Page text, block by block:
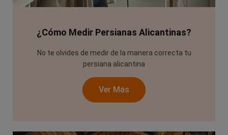
¿Cómo Medir Persianas Alicantinas?
No te olvides de medir de la manera correcta tu
persiana alicantina
Ver Más